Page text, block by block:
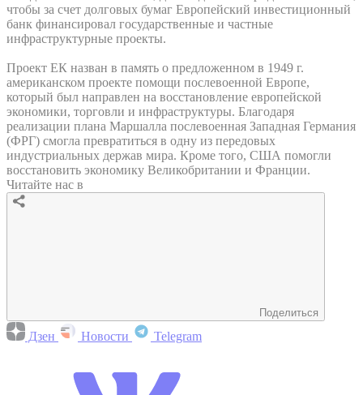
чтобы за счет долговых бумаг Европейский инвестиционный
банк финансировал государственные и частные
инфраструктурные проекты.
Проект ЕК назван в память о предложенном в 1949 г.
американском проекте помощи послевоенной Европе,
который был направлен на восстановление европейской
экономики, торговли и инфраструктуры. Благодаря
реализации плана Маршалла послевоенная Западная Германия
(ФРГ) смогла превратиться в одну из передовых
индустриальных держав мира. Кроме того, США помогли
восстановить экономику Великобритании и Франции.
Читайте нас в
Поделиться
Дзен Новости Telegram